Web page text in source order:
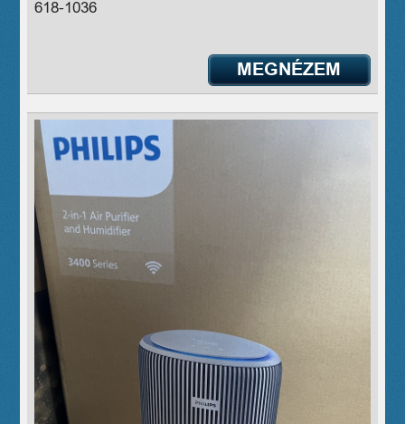
618-1036
MEGNÉZEM